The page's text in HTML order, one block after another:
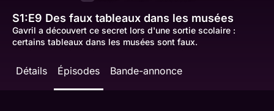
S1:E9 Des faux tableaux dans les musées
Gavril a découvert ce secret lors d'une sortie scolaire :
certains tableaux dans les musées sont faux.
Détails Épisodes Bande-annonce